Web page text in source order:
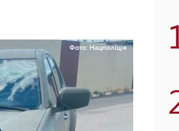
Фото: Нацполіція